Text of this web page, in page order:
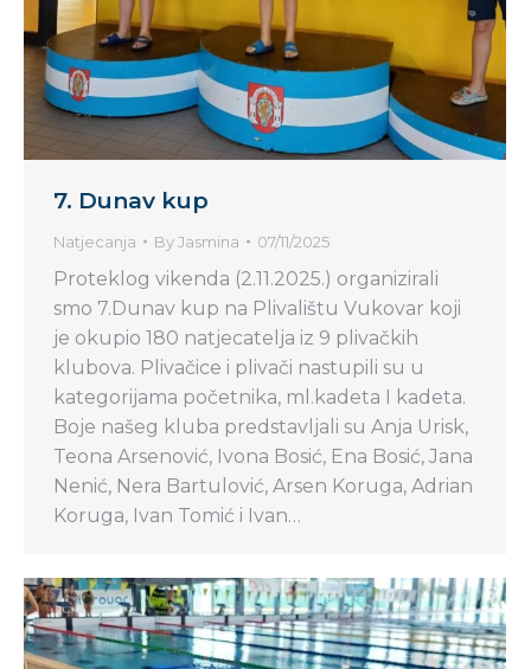
7. Dunav kup
Natjecanja ByJasmina 07/11/2025
Proteklog vikenda (2.11.2025.) organizirali
smo 7.Dunav kup na Plivalištu Vukovar koji
je okupio 180 natjecatelja iz 9 plivačkih
klubova. Plivačice i plivači nastupili su u
kategorijama početnika, ml.kadeta I kadeta.
Boje našeg kluba predstavljali su Anja Urisk,
Teona Arsenović, Ivona Bosić, Ena Bosić, Jana
Nenić, Nera Bartulović, Arsen Koruga, Adrian
Koruga, Ivan Tomić i Ivan…